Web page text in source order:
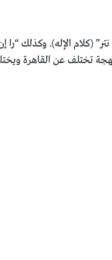
(كلام الإله). وكذلك
تختلف عن القاهرة